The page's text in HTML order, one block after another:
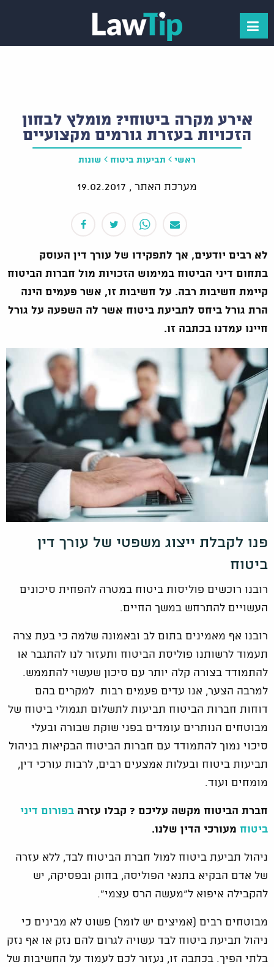
אירע מקרה ביטוחי? מומלץ לבחון
הזכויות בעזרת גורמים מקצועיים
ראשי תביעות ביטוח שונות
מערכת האתר , 19.02.2017
לא רבים יודעים, אך לתפקידו של עורך דין העוסק
בתחום דיני הביטוח במימוש הזכויות מול חברות הביטוח
קיימת חשיבות רבה. על חשיבות זו, אשר פעמים הינה
הרת גורל ביחס לתביעת ביטוח אשר לה השפעה על גורל
חיינו עמדנו בכתבה זו.
פנו לקבלת ייצוג משפטי של עורך דין
ביטוח
רובנו רוכשים פוליסות ביטוח במטרה להפחית סיכונים
העשויים להתרחש במשך החיים.
רובנו אף מאמינים בתום לב ובאמונה שלמה כי בעת צרה
תעמוד לרשותנו פוליסת הביטוח ותעזור לנו להתגבר או
להתמודד בצורה קלה יותר עם סיכון שעשוי להתממש.
למרבה הצער, אנו עדים פעמים רבות למקרים בהם
דוחות חברות הביטוח תביעות לתשלום תגמולי ביטוח של
מבוטחים הנותרים עומדים בפני שוקת שבורה ובעלי
סיכוי נמוך להתמודד עם חברות הביטוח הבקיאות בניהול
תביעות ביטוח ובעלות אמצעים רבים, לרבות עורכי דין,
מומחים ועוד.
חברת הביטוח מקשה עליכם ? קבלו עזרה בפורום דיני
ביטוח מעורכי הדין שלנו.
ניהול תביעת ביטוח למול חברת הביטוח לבד, ללא עזרה
של אדם הבקיא בתנאי הפוליסה, בחוק ובפסיקה, יש
להקבילה איפוא ל"מעשה הרס עצמי".
מבוטחים רבים (אמיצים יש לומר) פשוט לא מבינים כי
ניהול תביעת ביטוח לבד עשויה לגרום להם נזק או אף נזק
בלתי הפיך. בכתבה זו, נעזור לכם לעמוד על החשיבות של